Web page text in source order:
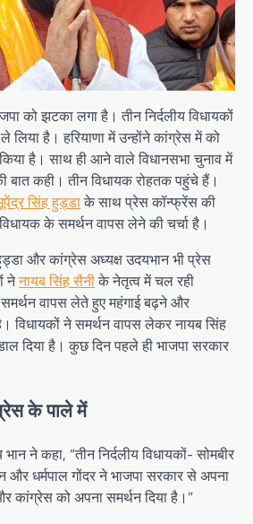
को झटका लगा है। तीन निर्दलीय विधायकों
लिया है। हरियाणा में उन्होंने कांग्रेस में को
है। साथ ही आने वाले विधानसभा चुनाव में
बात कही। तीन विधायक रोहतक पहुंचे हैं।
सिंह हुड्डाके साथ प्रेस कॉन्फ्रेंस की
के समर्थन वापस लेने की चर्चा है।
और कांग्रेस अध्यक्ष उदयभान भी प्रेस
नेनायब सिंह सैनीके नेतृत्व में चल रही
वापस लेते हुए महंगाई बढ़ने और
है। विधायकों ने समर्थन वापस लेकर नायब सिंह
दिया है। कुछ दिन पहले ही भाजपा सरकार
के पाले में
ने कहा, “तीन निर्दलीय विधायकों- सोमबीर
और धर्मपाल गोंदर ने भाजपा सरकार से अपना
कांग्रेस को अपना समर्थन दिया है।”